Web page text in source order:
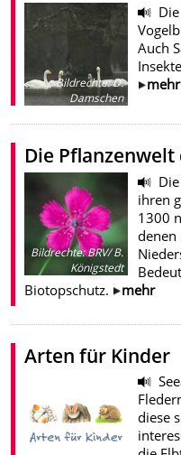
Bildrechte:D.
Damschen
Auch
mehr
Die
Bildrechte:BRV/ B.
Königstedt
ihren
1300
denen
Biotopschutz.
mehr
Arten für Kinder
diese